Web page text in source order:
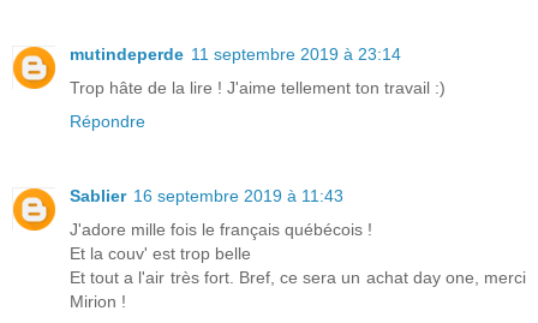
mutindeperde 11 septembre 2019 à 23:14
Trop hâte de la lire ! J'aime tellement ton travail :)
Répondre
Sablier 16 septembre 2019 à 11:43
J'adore mille fois le français québécois !
Et la couv' est trop belle
Et tout a l'air très fort. Bref, ce sera un achat day one, merci
Mirion !